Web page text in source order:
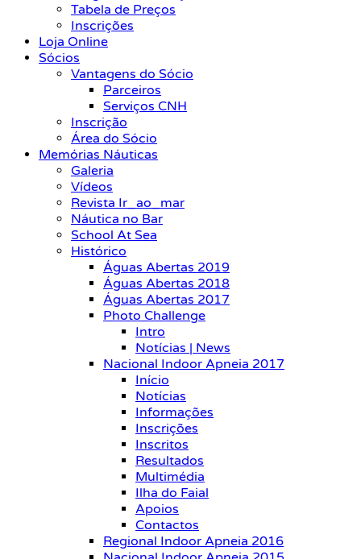
Tabela de Preços
Inscrições
Loja Online
Sócios
Vantagens do Sócio
Parceiros
Serviços CNH
Inscrição
Área do Sócio
Memórias Náuticas
Galeria
Vídeos
Revista Ir_ao_mar
Náutica no Bar
School At Sea
Histórico
Águas Abertas 2019
Águas Abertas 2018
Águas Abertas 2017
Photo Challenge
Intro
Notícias | News
Nacional Indoor Apneia 2017
Início
Notícias
Informações
Inscrições
Inscritos
Resultados
Multimédia
Ilha do Faial
Apoios
Contactos
Regional Indoor Apneia 2016